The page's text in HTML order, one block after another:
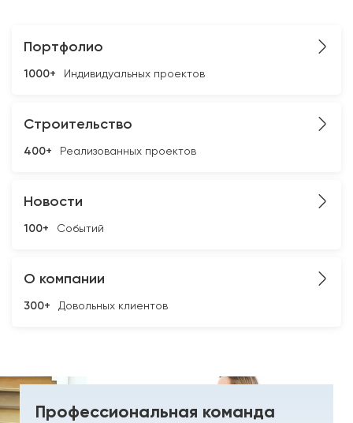
Портфолио
Индивидуальных проектов
1000+
Строительство
Реализованных проектов
400+
Новости
Событий
100+
О компании
Довольных клиентов
300+
Профессиональная команда